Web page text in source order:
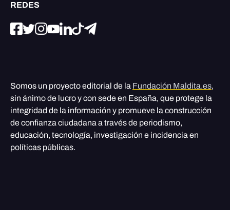
REDES
Somos un proyecto editorial de la Fundación Maldita.es,
sin ánimo de lucro y con sede en España, que protege la
integridad de la información y promueve la construcción
de confianza ciudadana a través de periodismo,
educación, tecnología, investigación e incidencia en
políticas públicas.